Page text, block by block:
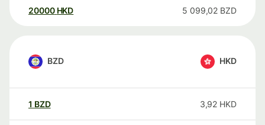
20000 HKD 5 099,02 BZD
BZD HKD
1 BZD 3,92 HKD